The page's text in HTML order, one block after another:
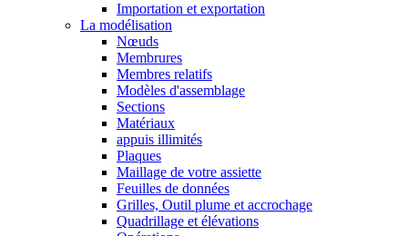
Importation et exportation
La modélisation
Nœuds
Membrures
Membres relatifs
Modèles d'assemblage
Sections
Matériaux
appuis illimités
Plaques
Maillage de votre assiette
Feuilles de données
Grilles, Outil plume et accrochage
Quadrillage et élévations